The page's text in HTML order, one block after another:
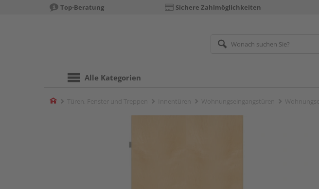
Top-Beratung Sichere Zahlmöglichkeiten
Alle Kategorien
Home